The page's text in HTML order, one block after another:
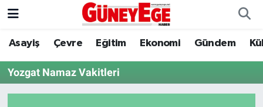
Asayiş Çevre Eğitim Ekonomi Gündem
Yozgat Namaz Vakitleri
Asayiş
Çevre
İstanbul Hava Durumu
İstanbul Trafik Yoğunluk Haritası